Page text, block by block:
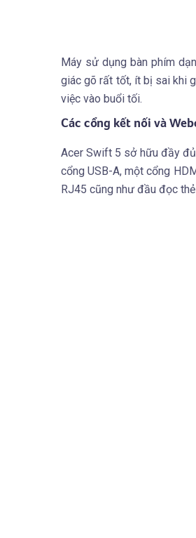
Máy sử dụng bàn phím
giác gõ rất tốt, ít bị sai khi
việc vào buổi tối.
Các cổng kết nối và
Acer Swift 5 sở hữu đầy đủ
cổng USB-A, một cổng
RJ45 cũng như đầu đọc